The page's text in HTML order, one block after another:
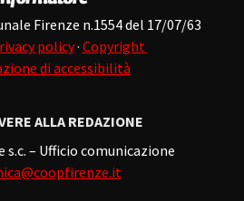
Firenze n.1554 del 17/07/63
policy· Copyright
di accessibilità
ALLA REDAZIONE
s.c. – Ufficio comunicazione